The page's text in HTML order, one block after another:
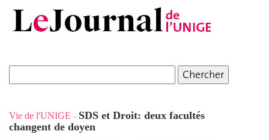
Vie de l'UNIGE - SDS et Droit: deux facultés
changent de doyen